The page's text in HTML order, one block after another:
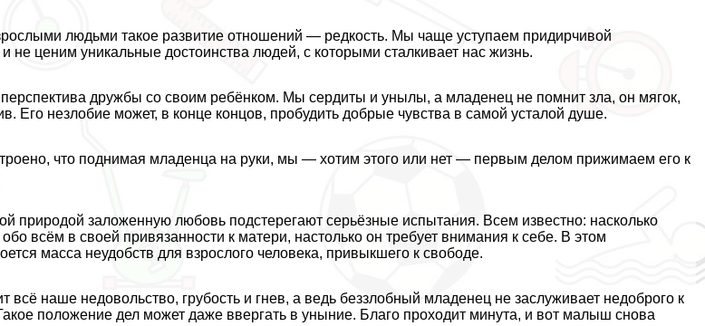
людьми такое развитие отношений — редкость. Мы чаще уступаем придирчивой
и не ценим уникальные достоинства людей, с которыми сталкивает нас жизнь.
дружбы со своим ребёнком. Мы сердиты и унылы, а младенец не помнит зла, он мягок,
Его незлобие может, в конце концов, пробудить добрые чувства в самой усталой душе.
что поднимая младенца на руки, мы — хотим этого или нет — первым делом прижимаем его к
природой заложенную любовь подстерегают серьёзные испытания. Всем известно: насколько
всём в своей привязанности к матери, настолько он требует внимания к себе. В этом
масса неудобств для взрослого человека, привыкшего к свободе.
всё наше недовольство, грубость и гнев, а ведь беззлобный младенец не заслуживает недоброго к
положение дел может даже ввергать в уныние. Благо проходит минута, и вот малыш снова